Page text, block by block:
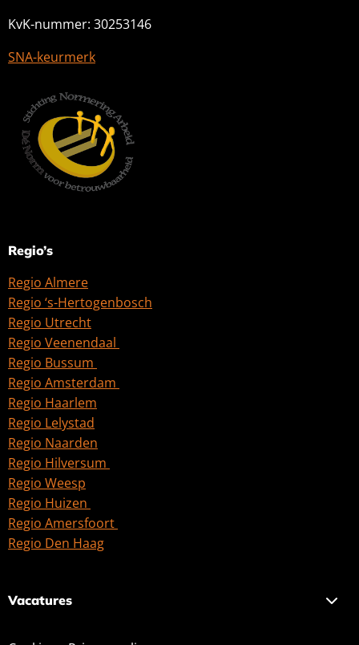
KvK-nummer: 30253146
SNA-keurmerk
Regio’s
Regio Almere
Regio ‘s-Hertogenbosch
Regio Utrecht
Regio Veenendaal
Regio Bussum
Regio Amsterdam
Regio Haarlem
Regio Lelystad
Regio Naarden
Regio Hilversum
Regio Weesp
Regio Huizen
Regio Amersfoort
Regio Den Haag
Vacatures